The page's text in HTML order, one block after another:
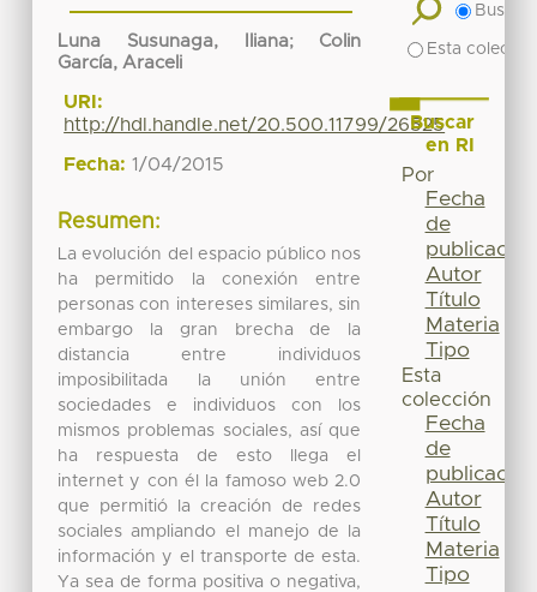
Luna Susunaga, Iliana; Colin
García, Araceli
URI:
http://hdl.handle.net/20.500.11799/26525
Fecha: 1/04/2015
Resumen:
La evolución del espacio público nos
ha permitido la conexión entre
personas con intereses similares, sin
embargo la gran brecha de la
distancia entre individuos
imposibilitada la unión entre
sociedades e individuos con los
mismos problemas sociales, así que
ha respuesta de esto llega el
internet y con él la famoso web 2.0
que permitió la creación de redes
sociales ampliando el manejo de la
información y el transporte de esta.
Ya sea de forma positiva o negativa,
Buscar
Esta
Buscar
en RI
Por
Fecha
de
publicación
Autor
Título
Materia
Tipo
Esta
colección
Fecha
de
publicación
Autor
Título
Materia
Tipo